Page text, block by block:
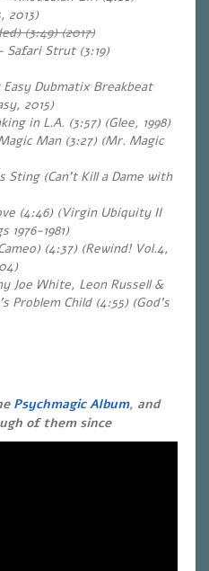
2013)
(3:49) (2017)
Strut (3:19)
Dubmatix Breakbeat
2015)
in L.A. (3:57) (Glee, 1998)
Man (3:27) (Mr. Magic
Sting (Can’t Kill a Dame with
(4:46) (Virgin Ubiquity II
1976-1981)
(4:37) (Rewind! Vol.4,
Joe White, Leon Russell &
Problem Child (4:55) (God’s
Psychmagic Album, and
of them since